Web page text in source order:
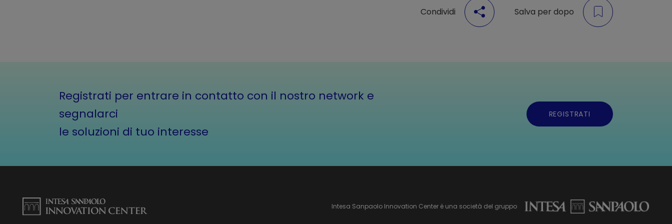
Condividi Salva per dopo
Registrati per entrare in contatto con il nostro network e
segnalarci
le soluzioni di tuo interesse
REGISTRATI
Intesa Sanpaolo Innovation Center è una società del gruppo